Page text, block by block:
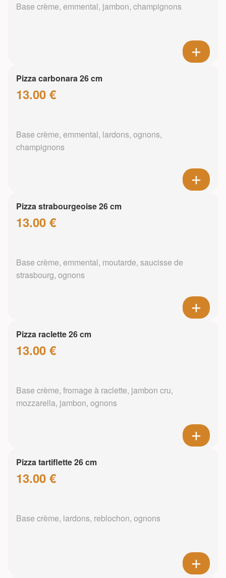
Base crème, emmental, jambon, champignons
Pizza carbonara 26 cm
13.00 €
Base crème, emmental, lardons, ognons,
champignons
Pizza strabourgeoise 26 cm
13.00 €
Base crème, emmental, moutarde, saucisse de
strasbourg, ognons
Pizza raclette 26 cm
13.00 €
Base crème, fromage à raclette, jambon cru,
mozzarella, jambon, ognons
Pizza tartiflette 26 cm
13.00 €
Base crème, lardons, reblochon, ognons